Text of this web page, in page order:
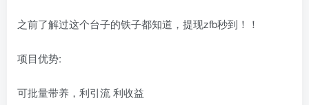
之前了解过这个台子的铁子都知道，提现zfb秒到！！
项目优势:
可批量带养，利引流 利收益